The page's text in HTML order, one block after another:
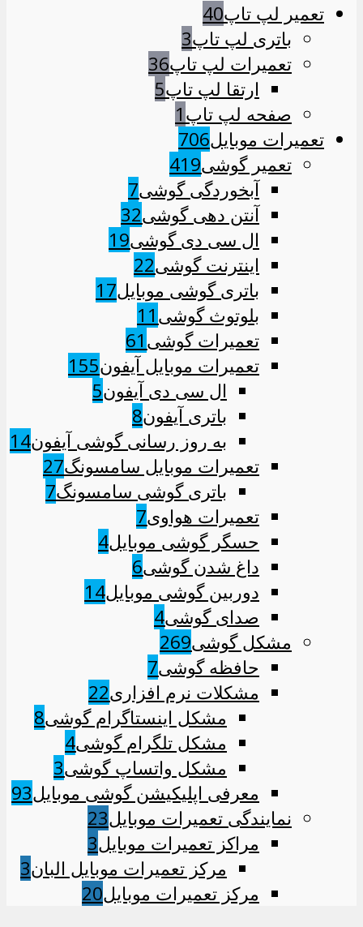
تعمیر لپ تاپ40
باتری لپ تاپ3
تعمیرات لپ تاپ36
ارتقا لپ تاپ5
صفحه لپ تاپ1
تعمیرات موبایل706
تعمیر گوشی419
آبخوردگی گوشی7
آنتن دهی گوشی32
ال سی دی گوشی19
اینترنت گوشی22
باتری گوشی موبایل17
بلوتوث گوشی11
تعمیرات گوشی61
تعمیرات موبایل آیفون155
ال سی دی آیفون5
باتری آیفون8
به روز رسانی گوشی آیفون14
تعمیرات موبایل سامسونگ27
باتری گوشی سامسونگ7
تعمیرات هواوی7
حسگر گوشی موبایل4
داغ شدن گوشی6
دوربین گوشی موبایل14
صدای گوشی4
مشکل گوشی269
حافظه گوشی7
مشکلات نرم افزاری22
مشکل اینستاگرام گوشی8
مشکل تلگرام گوشی4
مشکل واتساپ گوشی3
معرفی اپلیکیشن گوشی موبایل93
نمایندگی تعمیرات موبایل23
مراکز تعمیرات موبایل3
مرکز تعمیرات موبایل البان3
مرکز تعمیرات موبایل20